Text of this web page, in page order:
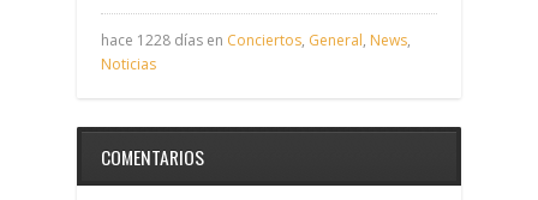
hace 1228 días en Conciertos, General, News,
Noticias
COMENTARIOS